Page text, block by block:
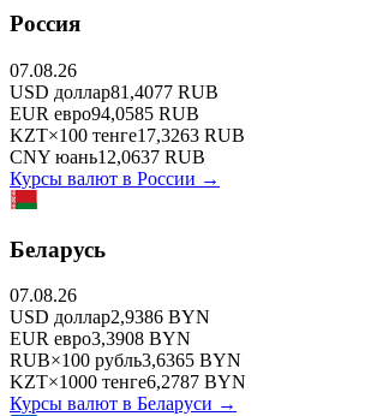
Россия
07.08.26
USD доллар81,4077 RUB
EUR евро94,0585 RUB
KZT×100 тенге17,3263 RUB
CNY юань12,0637 RUB
Курсы валют в России →
Беларусь
07.08.26
USD доллар2,9386 BYN
EUR евро3,3908 BYN
RUB×100 рубль3,6365 BYN
KZT×1000 тенге6,2787 BYN
Курсы валют в Беларуси →